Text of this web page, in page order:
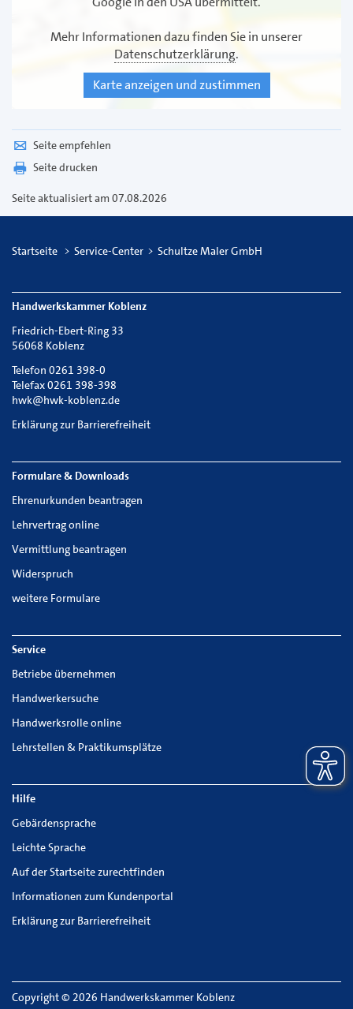
Mehr Informationen dazu finden Sie in unserer
Datenschutzerklärung.
Karte anzeigen und zustimmen
© Zerbor - stock.adobe.com
Seite empfehlen
Seite drucken
Seite aktualisiert am 07.08.2026
Startseite Service-Center Schultze Maler GmbH
Handwerkskammer Koblenz
Friedrich-Ebert-Ring 33
56068 Koblenz
Telefon 0261 398-0
Telefax 0261 398-398
hwk@hwk-koblenz.de
Erklärung zur Barrierefreiheit
Formulare & Downloads
Ehrenurkunden beantragen
Lehrvertrag online
Vermittlung beantragen
Widerspruch
weitere Formulare
Service
Betriebe übernehmen
Handwerkersuche
Handwerksrolle online
Lehrstellen & Praktikumsplätze
Hilfe
Gebärdensprache
Leichte Sprache
Auf der Startseite zurechtfinden
Informationen zum Kundenportal
Erklärung zur Barrierefreiheit
Copyright © 2026 Handwerkskammer Koblenz